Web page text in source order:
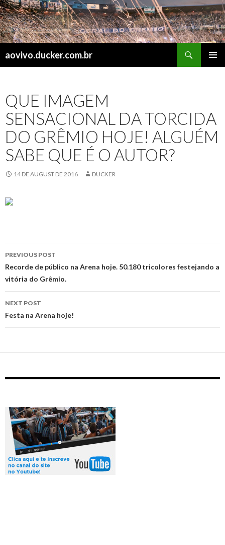
aovivo.ducker.com.br
QUE IMAGEM
SENSACIONAL DA TORCIDA
DO GRÊMIO HOJE! ALGUÉM
SABE QUE É O AUTOR?
14 DE AUGUST DE 2016 DUCKER
Post
navigation
PREVIOUS POST
Recorde de público na Arena hoje. 50.180 tricolores festejando a
vitória do Grêmio.
NEXT POST
Festa na Arena hoje!